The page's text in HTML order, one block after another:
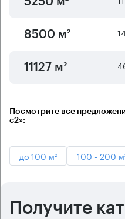
8500 м²
11127 м²
Посмотрите все
с2»:
до 100 м² 100 - 200
Получите